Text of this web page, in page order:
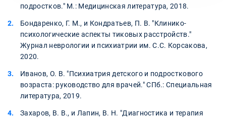
подростков." М.: Медицинская литература, 2018.
Бондаренко, Г. М., и Кондратьев, П. В. "Клинико-
психологические аспекты тиковых расстройств."
Журнал неврологии и психиатрии им. С.С. Корсакова,
2020.
Иванов, О. В. "Психиатрия детского и подросткового
возраста: руководство для врачей." СПб.: Специальная
литература, 2019.
Захаров, В. В., и Лапин, В. Н. "Диагностика и терапия